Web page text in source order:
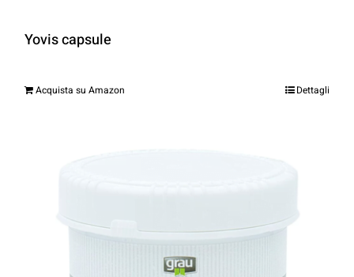
Yovis capsule
Acquista su Amazon Dettagli